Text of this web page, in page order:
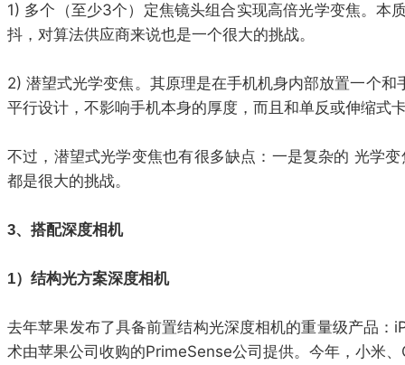
1) 多个（至少3个）定焦镜头组合实现高倍光学变焦。本
抖，对算法供应商来说也是一个很大的挑战。
2) 潜望式光学变焦。其原理是在手机机身内部放置一个
平行设计，不影响手机本身的厚度，而且和单反或伸缩式
不过，潜望式光学变焦也有很多缺点：一是复杂的 光学
都是很大的挑战。
3、搭配深度相机
1）结构光方案深度相机
去年苹果发布了具备前置结构光深度相机的重量级产品
术由苹果公司收购的PrimeSense公司提供。今年，小米